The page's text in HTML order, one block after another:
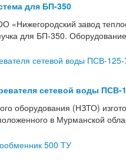
для БП-350
«Нижегородский завод
для БП-350.
сетевой воды ПСВ-
оборудования (НЗТО)
в Мурманской